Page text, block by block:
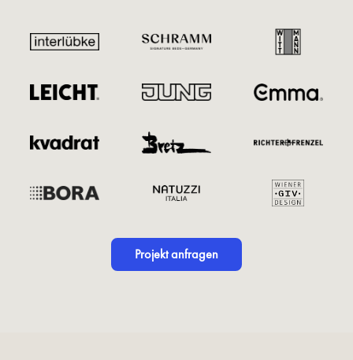
Projekt anfragen